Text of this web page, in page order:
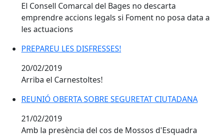
El Consell Comarcal del Bages no descarta
emprendre accions legals si Foment no posa data a
les actuacions
PREPAREU LES DISFRESSES!
PREPAREU LES DISFRESSES!
20/02/2019
Arriba el Carnestoltes!
REUNIÓ OBERTA SOBRE SEGURETAT CIUTADANA
REUNIÓ OBERTA SOBRE SEGURETAT CIUTADANA
21/02/2019
Amb la presència del cos de Mossos d'Esquadra